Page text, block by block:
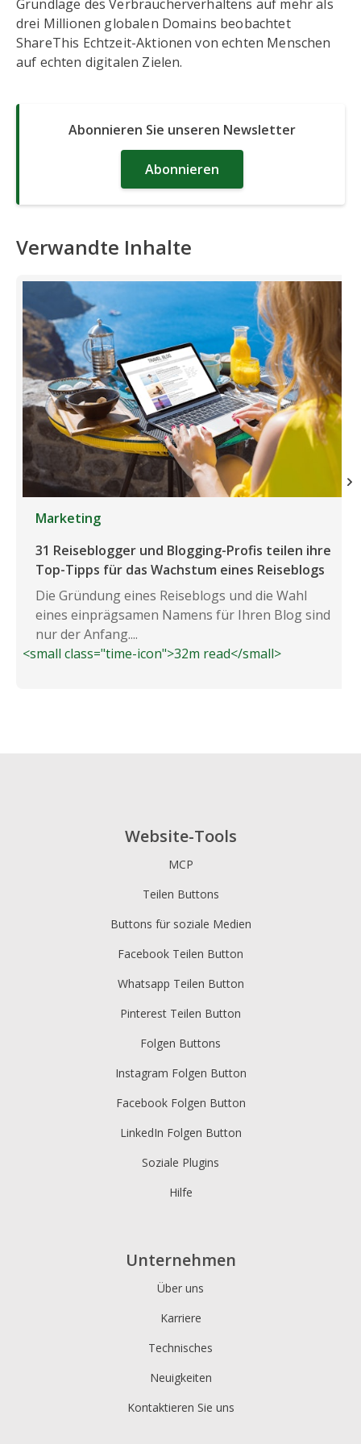
Grundlage des Verbraucherverhaltens auf mehr als
drei Millionen globalen Domains beobachtet
ShareThis Echtzeit-Aktionen von echten Menschen
auf echten digitalen Zielen.
Abonnieren Sie unseren Newsletter
Abonnieren
Verwandte Inhalte
Marketing
31 Reiseblogger und Blogging-Profis teilen ihre
Top-Tipps für das Wachstum eines Reiseblogs
Die Gründung eines Reiseblogs und die Wahl
eines einprägsamen Namens für Ihren Blog sind
nur der Anfang....
<small class="time-icon">32m read</small>
Website-Tools
MCP
Teilen Buttons
Buttons für soziale Medien
Facebook Teilen Button
Whatsapp Teilen Button
Pinterest Teilen Button
Folgen Buttons
Instagram Folgen Button
Facebook Folgen Button
LinkedIn Folgen Button
Soziale Plugins
Hilfe
Unternehmen
Über uns
Karriere
Technisches
Neuigkeiten
Kontaktieren Sie uns